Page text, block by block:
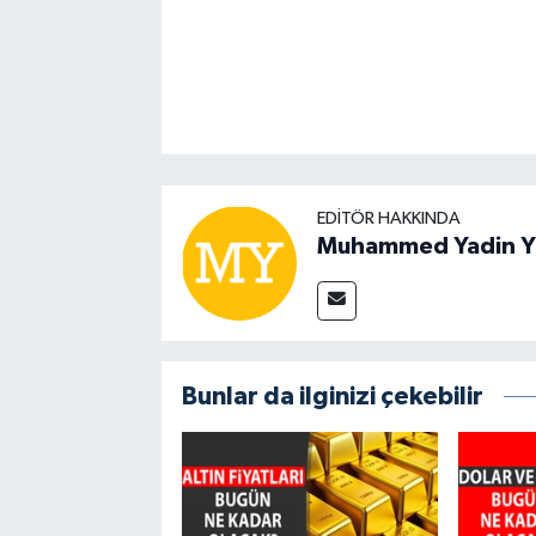
EDITÖR HAKKINDA
Muhammed Yadin
Bunlar da ilginizi çekebilir